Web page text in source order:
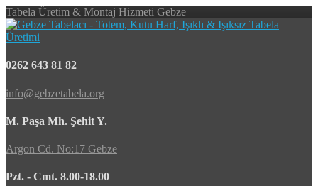
Tabela Üretim & Montaj Hizmeti Gebze
0262 643 81 82
info@gebzetabela.org
M. Paşa Mh. Şehit Y.
Argon Cd. No:17 Gebze
Pzt. - Cmt. 8.00-18.00